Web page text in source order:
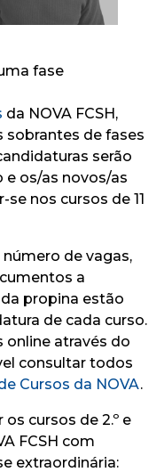
fase
da NOVA FCSH,
sobrantes de fases
serão
e os/as novos/as
nos cursos de 11
de vagas,
a
propina estão
de cada curso.
online através do
consultar todos
Cursos da NOVA.
cursos de 2.º e
FCSH com
extraordinária: